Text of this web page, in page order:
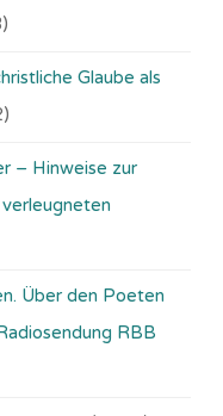
Glaube als
– Hinweise zur
Über den Poeten
RBB